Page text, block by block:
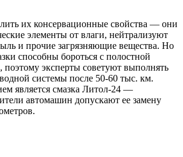
их консервационные свойства — они
элементы от влаги, нейтрализуют
и прочие загрязняющие вещества. Но
способны бороться с полостной
эксперты советуют выполнять
системы после 50-60 тыс. км.
является смазка Литол-24 —
автомашин допускают ее замену